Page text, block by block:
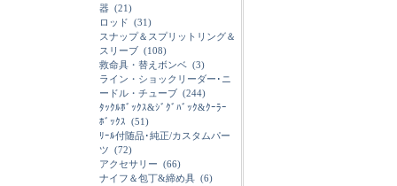
器 (21)
ロッド (31)
スナップ＆スプリットリング＆
スリーブ (108)
救命具・替えボンベ (3)
ライン・ショックリーダー･ニ
ードル・チューブ (244)
ﾀｯｸﾙﾎﾞｯｸｽ&ｼﾞｸﾞﾊﾞｯｸ&ｸｰﾗｰ
ﾎﾞｯｸｽ (51)
ﾘｰﾙ付随品･純正/カスタムパー
ツ (72)
アクセサリー (66)
ナイフ＆包丁&締め具 (6)